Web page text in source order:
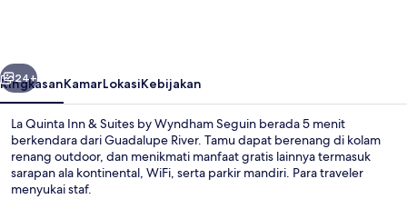
by
Wyndham
Seguin
Berikutnya
24+
RingkasanKamarLokasiKebijakan
La Quinta Inn & Suites by Wyndham Seguin berada 5 menit
berkendara dari Guadalupe River. Tamu dapat berenang di kolam
renang outdoor, dan menikmati manfaat gratis lainnya termasuk
sarapan ala kontinental, WiFi, serta parkir mandiri. Para traveler
menyukai staf.